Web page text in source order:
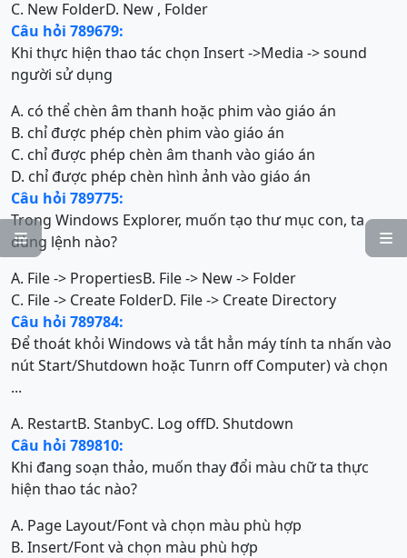


C. New FolderD. New , Folder
Câu hỏi 789679:
Khi thực hiện thao tác chọn Insert ->Media -> sound
người sử dụng
A. có thể chèn âm thanh hoặc phim vào giáo án
B. chỉ được phép chèn phim vào giáo án
C. chỉ được phép chèn âm thanh vào giáo án
D. chỉ được phép chèn hình ảnh vào giáo án
Câu hỏi 789775:
Trong Windows Explorer, muốn tạo thư mục con, ta
dùng lệnh nào?
A. File -> PropertiesB. File -> New -> Folder
C. File -> Create FolderD. File -> Create Directory
Câu hỏi 789784:
Để thoát khỏi Windows và tắt hẳn máy tính ta nhấn vào
nút Start/Shutdown hoặc Tunrn off Computer) và chọn
...
A. RestartB. StanbyC. Log offD. Shutdown
Câu hỏi 789810:
Khi đang soạn thảo, muốn thay đổi màu chữ ta thực
hiện thao tác nào?
A. Page Layout/Font và chọn màu phù hợp
B. Insert/Font và chọn màu phù hợp